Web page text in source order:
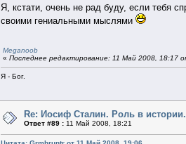
Я, кстати, очень не рад буду, если тебя
своими гениальными мыслями
Meganoob
« Последнее редактирование: 11 Май 2008, 18:17
Я - Бог.
Re: Иосиф Сталин. Роль в истории.
Ответ #89 : 11 Май 2008, 18:21